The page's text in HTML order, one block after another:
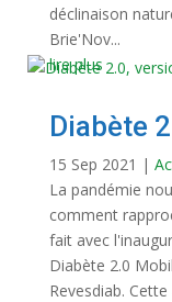
déclinaison
Brie'Nov...
lire plus
Diabète
15 Sep 2021 |
La pandémie
comment
fait avec
Diabète 2.0
Revesdiab.